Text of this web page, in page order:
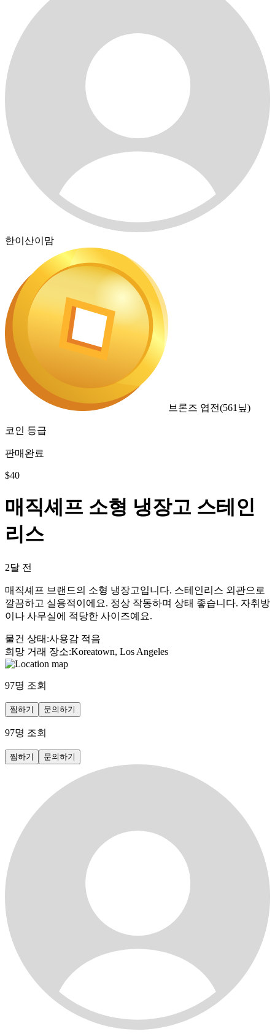
한이산이맘
브론즈 엽전(561 닢)
코인 등급
판매완료
$40
매직셰프 소형 냉장고 스테인
리스
2달 전
매직셰프 브랜드의 소형 냉장고입니다. 스테인리스 외관으로
깔끔하고 실용적이에요. 정상 작동하며 상태 좋습니다. 자취방
이나 사무실에 적당한 사이즈예요.
물건 상태 :사용감 적음
희망 거래 장소:Koreatown, Los Angeles
97명 조회
찜하기 문의하기
97명 조회
찜하기 문의하기